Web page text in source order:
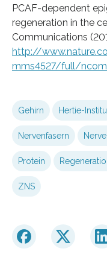
PCAF-dependent
regeneration in the
Communications
http://
mms4527/full/
Gehirn Hertie-
Nervenfasern
Protein
ZNS